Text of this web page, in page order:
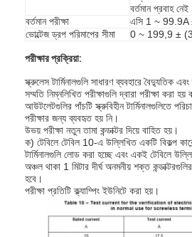
বর্তমান প্রবাহ
বর্তমান পরীক্ষা
এসি 1 ~
ভোল্টেজ ড্রপ পরিমাপের সীমা
0 ~ 199,9 ±
পরীক্ষার প্রক্রিয়া:
স্ক্রুলেস টার্মিনালগুলি সাধারণ ব্যবহারে বৈদ্যুতিক
সম্মতি নিম্নলিখিত পরীক্ষাগুলি দ্বারা পরীক্ষা করা
আউটলেটগুলির পাঁচটি স্ক্রুবিহীন টার্মিনালগুলিতে
পরীক্ষার জন্য ব্যবহৃত হয় নি।
উভয় পরীক্ষা নতুন তামা কন্ডাক্টর দিয়ে বাহিত হয়।
ক) টেবিলে টেবিল 10-এ উল্লিখিত একটি বিকল্প
টার্মিনালগুলি লোড করা হচ্ছে এবং একই টেবিলে
অঞ্চল থাকা 1 মিটার দীর্ঘ অনমনীয় শক্ত
হবে।
পরীক্ষা প্রতিটি ক্ল্যাম্পিং ইউনিটে করা হয়।